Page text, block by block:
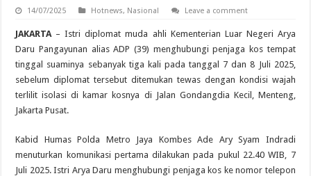
14/07/2025 Hotnews, Nasional Leave a comment
JAKARTA – Istri diplomat muda ahli Kementerian Luar Negeri Arya
Daru Pangayunan alias ADP (39) menghubungi penjaga kos tempat
tinggal suaminya sebanyak tiga kali pada tanggal 7 dan 8 Juli 2025,
sebelum diplomat tersebut ditemukan tewas dengan kondisi wajah
terlilit isolasi di kamar kosnya di Jalan Gondangdia Kecil, Menteng,
Jakarta Pusat.
Kabid Humas Polda Metro Jaya Kombes Ade Ary Syam Indradi
menuturkan komunikasi pertama dilakukan pada pukul 22.40 WIB, 7
Juli 2025. Istri Arya Daru menghubungi penjaga kos ke nomor telepon